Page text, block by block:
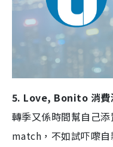
5. Love, Bonito 消費
轉季又係時間幫自己
match，不如試吓嚟